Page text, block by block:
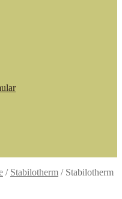
/ Stabilotherm / Stabilotherm